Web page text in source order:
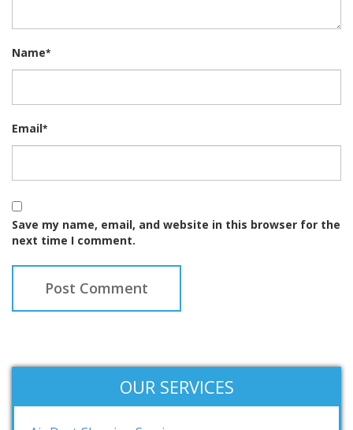
Name*
Email*
Save my name, email, and website in this browser for the
next time I comment.
OUR SERVICES